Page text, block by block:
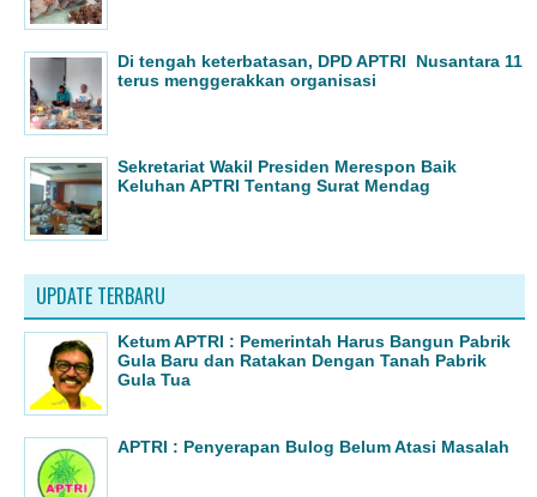
Di tengah keterbatasan, DPD APTRI Nusantara 11
terus menggerakkan organisasi
Sekretariat Wakil Presiden Merespon Baik
Keluhan APTRI Tentang Surat Mendag
UPDATE TERBARU
Ketum APTRI : Pemerintah Harus Bangun Pabrik
Gula Baru dan Ratakan Dengan Tanah Pabrik
Gula Tua
APTRI : Penyerapan Bulog Belum Atasi Masalah